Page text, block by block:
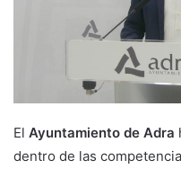
El Ayuntamiento de Adra
dentro de las